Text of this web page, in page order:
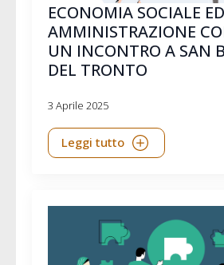
ECONOMIA SOCIALE ED
AMMINISTRAZIONE
UN INCONTRO A SAN
DEL TRONTO
3 Aprile 2025
Leggi tutto